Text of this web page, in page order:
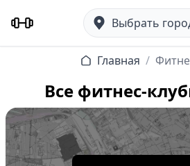
Выбрать
Главная /
Все фитнес-